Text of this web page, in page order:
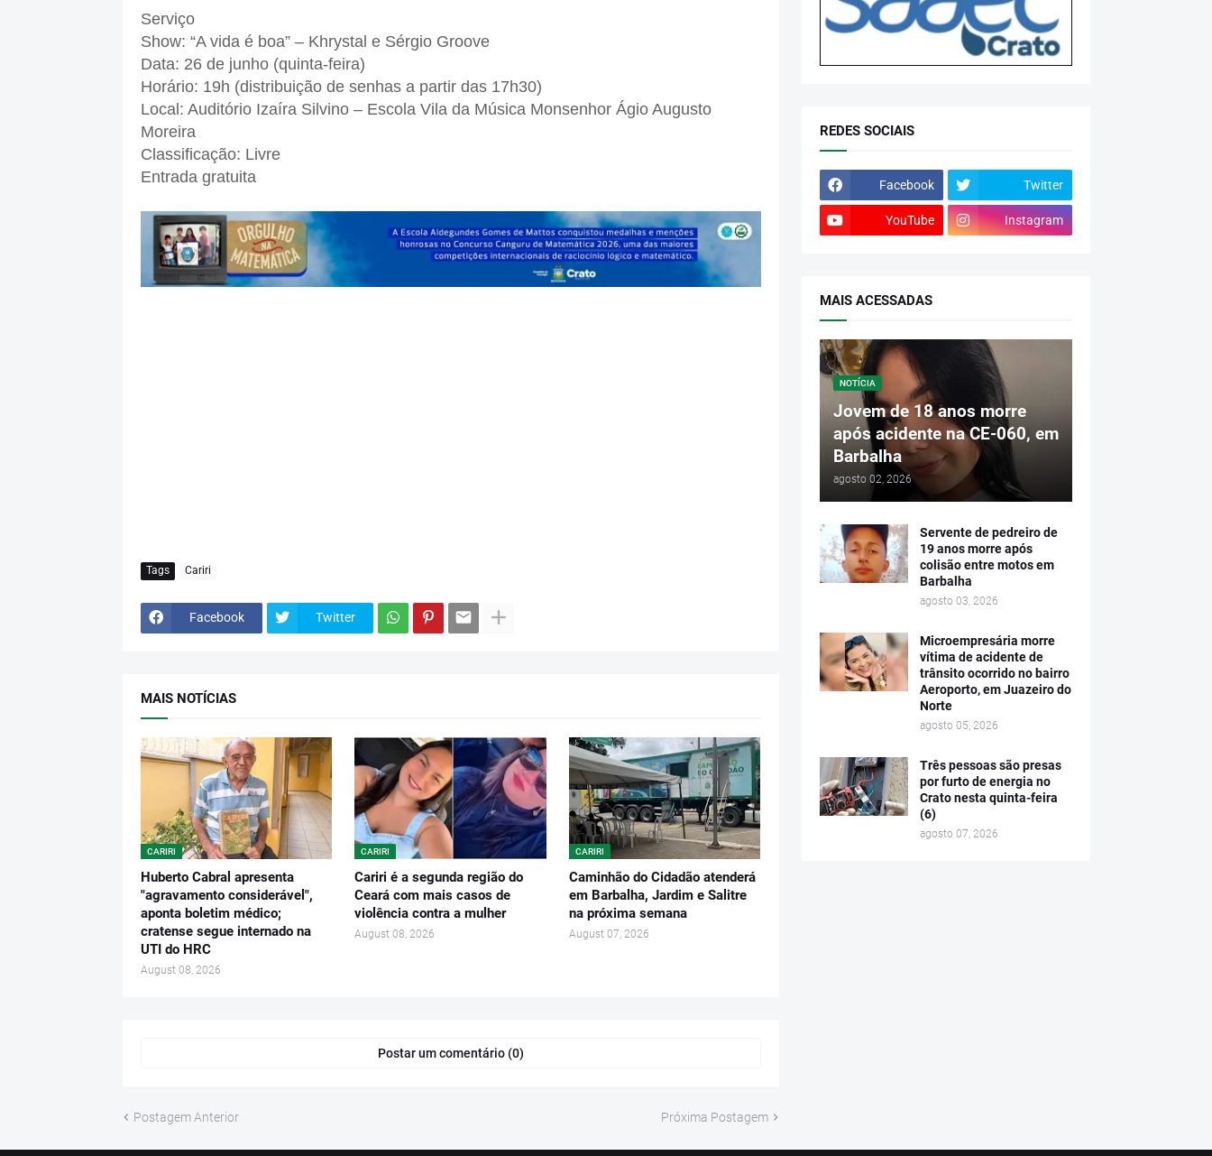
Serviço
Show: “A vida é boa” – Khrystal e Sérgio Groove
Data: 26 de junho (quinta-feira)
Horário: 19h (distribuição de senhas a partir das 17h30)
Local: Auditório Izaíra Silvino – Escola Vila da Música Monsenhor Ágio Augusto
Moreira
Classificação: Livre
Entrada gratuita
Tags Cariri
Facebook Twitter
MAIS NOTÍCIAS
CARIRI
Huberto Cabral apresenta
"agravamento considerável",
aponta boletim médico;
cratense segue internado na
UTI do HRC
August 08, 2026
CARIRI
Cariri é a segunda região do
Ceará com mais casos de
violência contra a mulher
August 08, 2026
CARIRI
Caminhão do Cidadão atenderá
em Barbalha, Jardim e Salitre
na próxima semana
August 07, 2026
Postar um comentário (0)
Postagem Anterior Próxima Postagem
REDES SOCIAIS
Facebook Twitter
YouTube Instagram
MAIS ACESSADAS
NOTÍCIA
Jovem de 18 anos morre
após acidente na CE-060, em
Barbalha
agosto 02, 2026
Servente de pedreiro de
19 anos morre após
colisão entre motos em
Barbalha
agosto 03, 2026
Microempresária morre
vítima de acidente de
trânsito ocorrido no bairro
Aeroporto, em Juazeiro do
Norte
agosto 05, 2026
Três pessoas são presas
por furto de energia no
Crato nesta quinta-feira
(6)
agosto 07, 2026